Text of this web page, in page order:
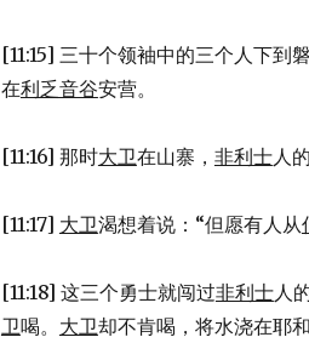
[11:15] 三十个领袖中的三个人下到
在利乏音谷安营。
[11:16] 那时大卫在山寨， 非利士人
[11:17] 大卫渴想着说：“但愿有人从
[11:18] 这三个勇士就闯过非利士人
卫喝。 大卫却不肯喝，将水浇在耶